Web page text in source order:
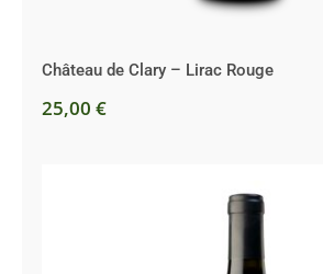
Château de Clary – Lirac Rouge
25,00 €